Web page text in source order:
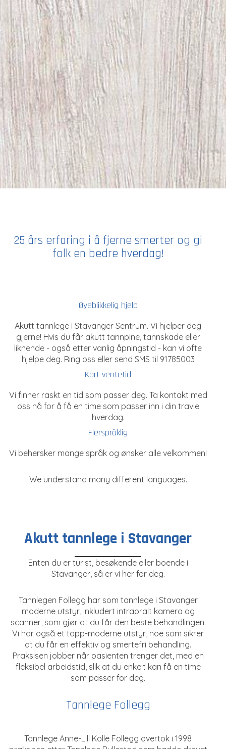
25 års erfaring i å fjerne smerter og gi
folk en bedre hverdag!
Øyeblikkelig hjelp
Akutt tannlege i Stavanger Sentrum. Vi hjelper deg
gjerne! Hvis du får akutt tannpine, tannskade eller
liknende - også etter vanlig åpningstid - kan vi ofte
hjelpe deg. Ring oss eller send SMS til 91785003
Kort ventetid
Vi finner raskt en tid som passer deg. Ta kontakt med
oss nå for å få en time som passer inn i din travle
hverdag.
Flerspråklig
Vi behersker mange språk og ønsker alle velkommen!
We understand many different languages.
Akutt tannlege i Stavanger
Enten du er turist, besøkende eller boende i
Stavanger, så er vi her for deg.
Tannlegen Follegg har som tannlege i Stavanger
moderne utstyr, inkludert intraoralt kamera og
scanner, som gjør at du får den beste behandlingen.
Vi har også et topp-moderne utstyr, noe som sikrer
at du får en effektiv og smertefri behandling.
Praksisen jobber når pasienten trenger det, med en
fleksibel arbeidstid, slik at du enkelt kan få en time
som passer for deg.
Tannlege Follegg
Tannlege Anne-Lill Kolle Follegg overtok i 1998